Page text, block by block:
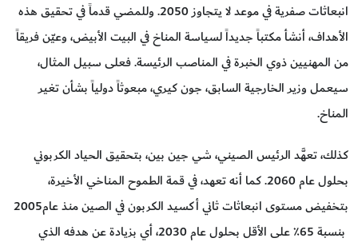
انبعاثات صفرية في موعد لا يتجاوز 2050. وللمضي قدماً في تحقيق هذه
الأهداف، أنشأ مكتباً جديداً لسياسة المناخ في البيت الأبيض، وعيّن فريقاً
من المهنيين ذوي الخبرة في المناصب الرئيسة. فعلى سبيل المثال،
سيعمل وزير الخارجية السابق، جون كيري، مبعوثاً دولياً بشأن تغير
المناخ.
كذلك، تعهَّد الرئيس الصيني، شي جين بين، بتحقيق الحياد الكربوني
بحلول عام 2060. كما أنه تعهد، في قمة الطموح المناخي الأخيرة،
بتخفيض مستوى انبعاثات ثاني أكسيد الكربون في الصين منذ عام2005
بنسبة 65٪ على الأقل بحلول عام 2030، أي بزيادة عن هدفه الذي